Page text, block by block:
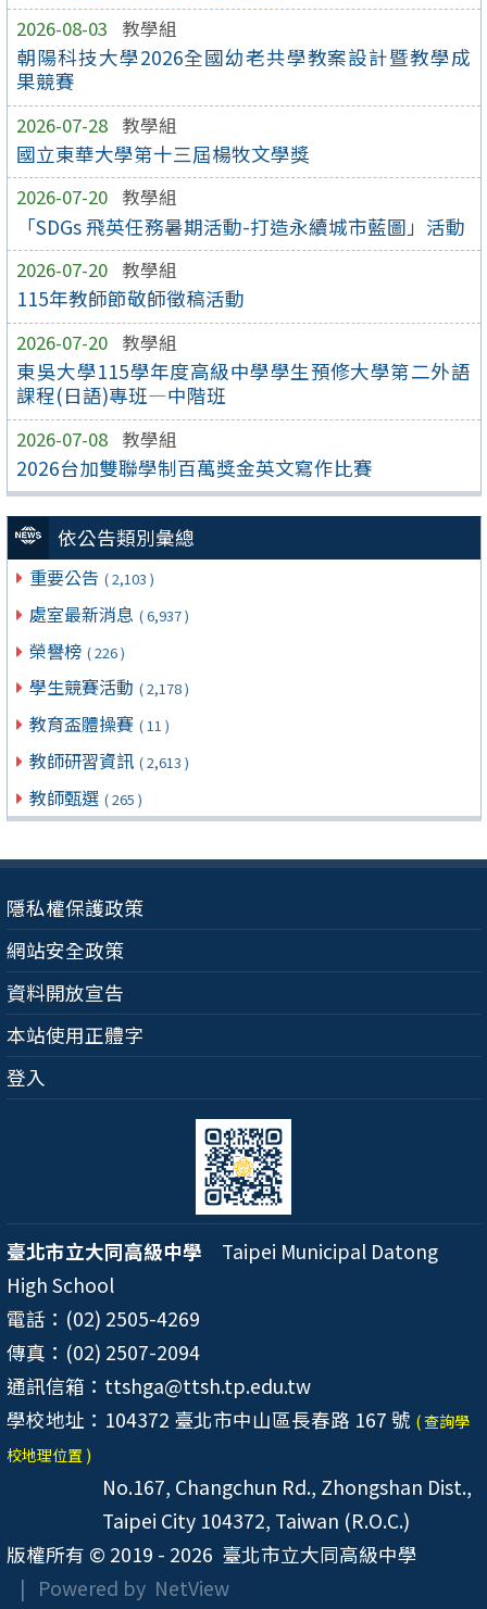
2026-08-03 教學組
朝陽科技大學2026全國幼老共學教案設計暨教學成
果競賽
2026-07-28 教學組
國立東華大學第十三屆楊牧文學獎
2026-07-20 教學組
「SDGs 飛英任務暑期活動-打造永續城市藍圖」活動
2026-07-20 教學組
115年教師節敬師徵稿活動
2026-07-20 教學組
東吳大學115學年度高級中學學生預修大學第二外語
課程(日語)專班—中階班
2026-07-08 教學組
2026台加雙聯學制百萬獎金英文寫作比賽
依公告類別彙總
重要公告 ( 2,103 )
處室最新消息 ( 6,937 )
榮譽榜 ( 226 )
學生競賽活動 ( 2,178 )
教育盃體操賽 ( 11 )
教師研習資訊 ( 2,613 )
教師甄選 ( 265 )
隱私權保護政策
網站安全政策
資料開放宣告
本站使用正體字
登入
臺北市立大同高級中學 Taipei Municipal Datong
High School
電話：(02) 2505-4269
傳真：(02) 2507-2094
通訊信箱：ttshga@ttsh.tp.edu.tw
學校地址：104372 臺北市中山區長春路 167 號 ( 查詢學
校地理位置 )
No.167, Changchun Rd., Zhongshan Dist.,
Taipei City 104372, Taiwan (R.O.C.)
版權所有 © 2019 - 2026 臺北市立大同高級中學
| Powered by NetView